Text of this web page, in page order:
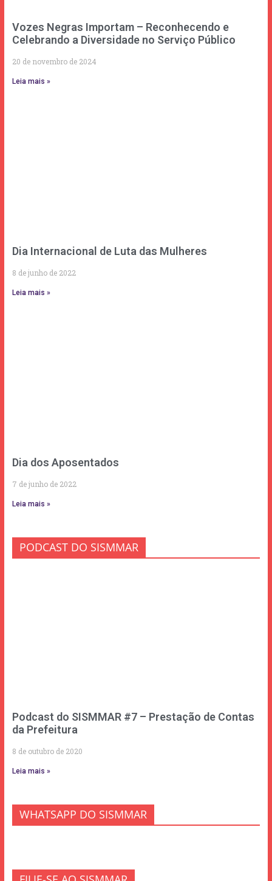
Vozes Negras Importam – Reconhecendo e
Celebrando a Diversidade no Serviço Público
20 de novembro de 2024
Leia mais »
Dia Internacional de Luta das Mulheres
8 de junho de 2022
Leia mais »
Dia dos Aposentados
7 de junho de 2022
Leia mais »
PODCAST DO SISMMAR
Podcast do SISMMAR #7 – Prestação de Contas
da Prefeitura
8 de outubro de 2020
Leia mais »
WHATSAPP DO SISMMAR